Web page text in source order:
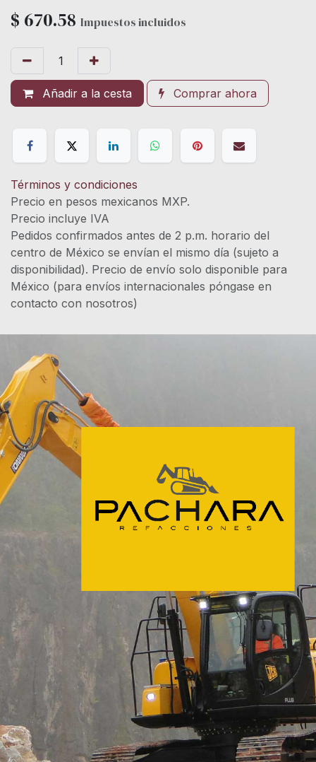
$ 670.58 Impuestos incluidos
Añadir a la cesta Comprar ahora
Términos y condiciones
Precio en pesos mexicanos MXP.
Precio incluye IVA
Pedidos confirmados antes de 2 p.m. horario del
centro de México se envían el mismo día (sujeto a
disponibilidad). Precio de envío solo disponible para
México (para envíos internacionales póngase en
contacto con nosotros)